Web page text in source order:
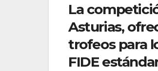
La
Asturias,
trofeos para
FIDE